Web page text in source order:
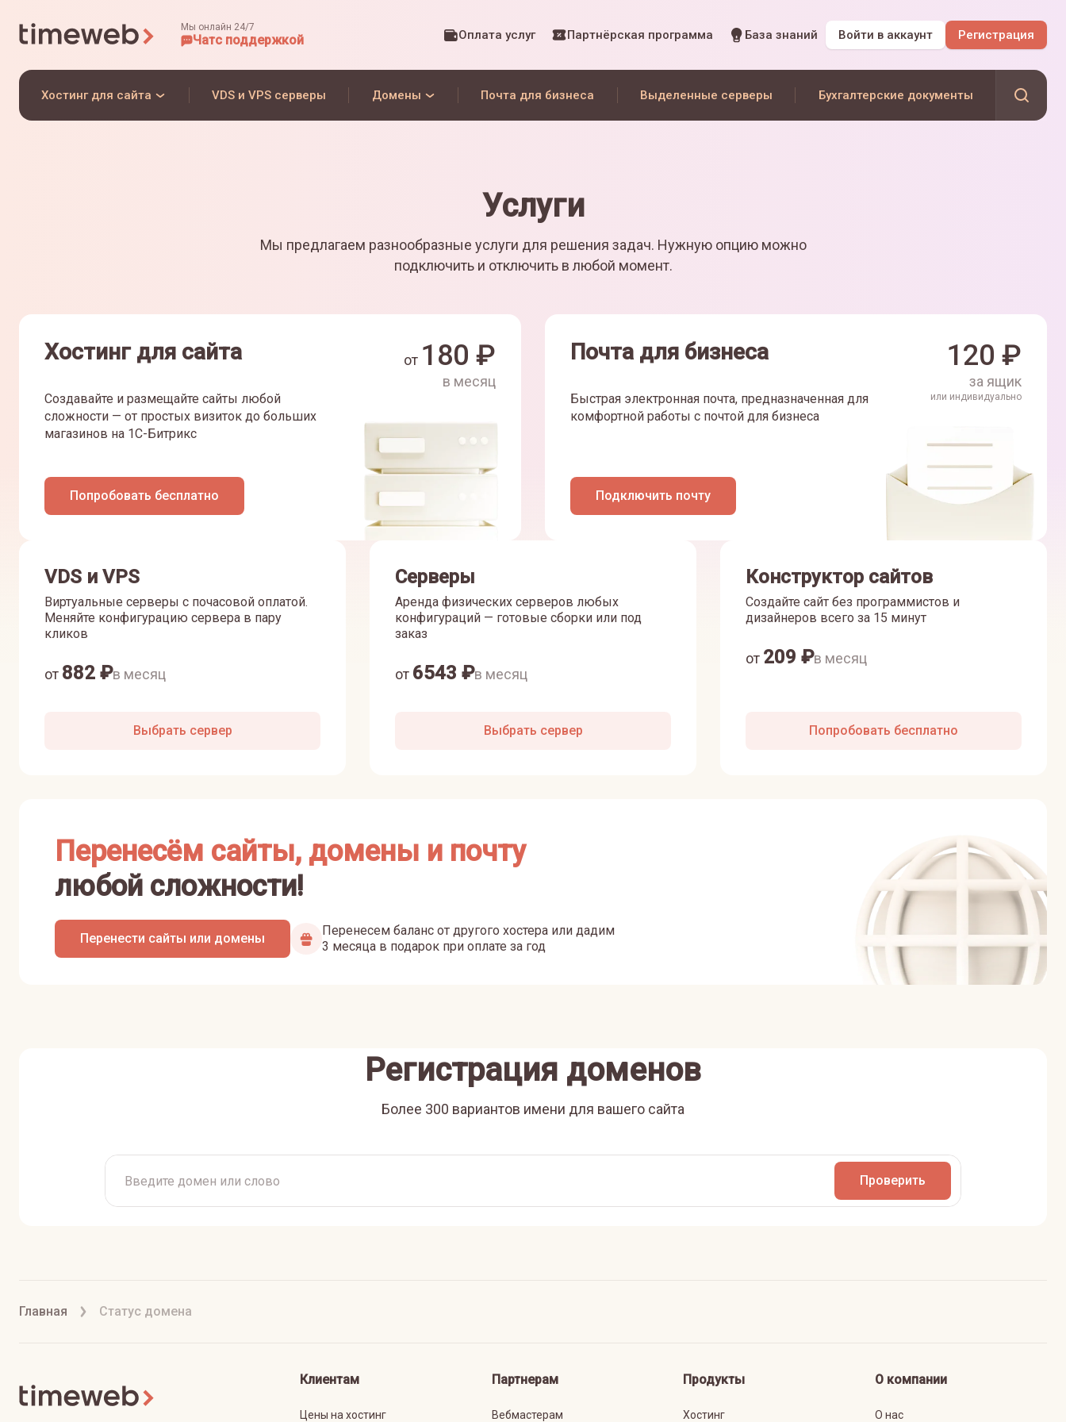
Мы онлайн 24/7
Чатс поддержкой Оплата услуг Партнёрская программа База знаний Войти в аккаунт Регистрация
Хостинг для сайта VDS и VPS серверы Домены Почта для бизнеса Выделенные серверы Бухгалтерские документы
Услуги
Мы предлагаем разнообразные услуги для решения задач. Нужную опцию можно
подключить и отключить в любой момент.
Хостинг для сайта
Создавайте и размещайте сайты любой
сложности — от простых визиток до больших
магазинов на 1С-Битрикс
Попробовать бесплатно
от 180 ₽
в месяц
Почта для бизнеса
Быстрая электронная почта, предназначенная для
комфортной работы с почтой для бизнеса
Подключить почту
120 ₽
за ящик
или индивидуально
VDS и VPS
Виртуальные серверы с почасовой оплатой.
Меняйте конфигурацию сервера в пару
кликов
от 882 ₽в месяц
Выбрать сервер
Серверы
Аренда физических серверов любых
конфигураций — готовые сборки или под
заказ
от 6543 ₽в месяц
Выбрать сервер
Конструктор сайтов
Создайте сайт без программистов и
дизайнеров всего за 15 минут
от 209 ₽в месяц
Попробовать бесплатно
Перенесём сайты, домены и почту
любой сложности!
Перенести сайты или домены
Перенесем баланс от другого хостера или дадим
3 месяца в подарок при оплате за год
Регистрация доменов
Более 300 вариантов имени для вашего сайта
Проверить
Главная Статус домена
Клиентам
Цены на хостинг
Партнерам
Вебмастерам
Продукты
Хостинг
О компании
О нас